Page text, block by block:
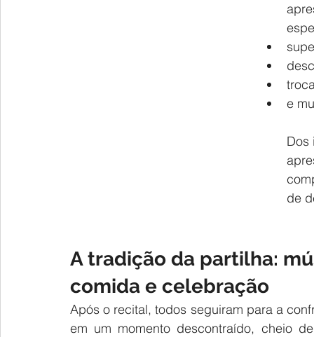
e
Dos
de
A tradição da partilha:
comida e celebração
Após o recital, todos seguiram para a
em um momento descontraído, cheio